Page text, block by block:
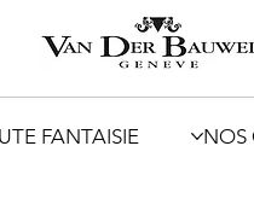
FANTAISIE NOS